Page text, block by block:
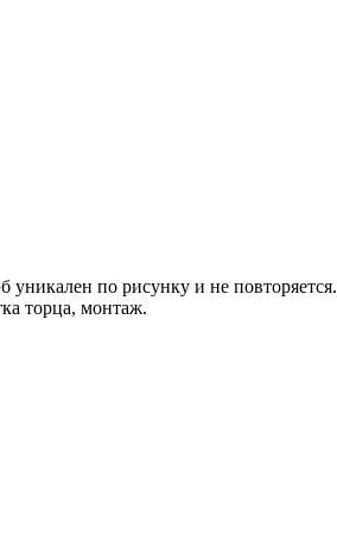
по рисунку и не
торца, монтаж.